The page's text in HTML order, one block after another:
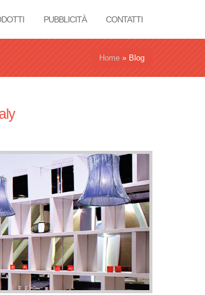
PUBBLICITÀ CONTATTI
Home » Blog